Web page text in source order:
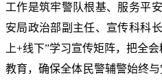
工作是筑牢警队根基、服务平
安局政治部副主任、宣传科科
上+线下”学习宣传矩阵，把全
教育，确保全体民警辅警始终